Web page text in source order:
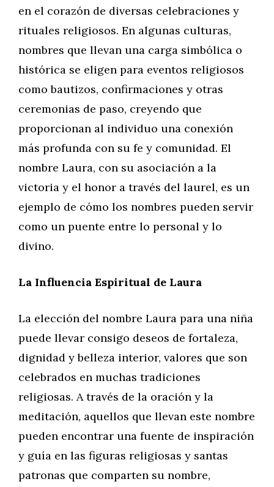
en el corazón de diversas celebraciones y
rituales religiosos. En algunas culturas,
nombres que llevan una carga simbólica o
histórica se eligen para eventos religiosos
como bautizos, confirmaciones y otras
ceremonias de paso, creyendo que
proporcionan al individuo una conexión
más profunda con su fe y comunidad. El
nombre Laura, con su asociación a la
victoria y el honor a través del laurel, es un
ejemplo de cómo los nombres pueden servir
como un puente entre lo personal y lo
divino.
La Influencia Espiritual de Laura
La elección del nombre Laura para una niña
puede llevar consigo deseos de fortaleza,
dignidad y belleza interior, valores que son
celebrados en muchas tradiciones
religiosas. A través de la oración y la
meditación, aquellos que llevan este nombre
pueden encontrar una fuente de inspiración
y guía en las figuras religiosas y santas
patronas que comparten su nombre,